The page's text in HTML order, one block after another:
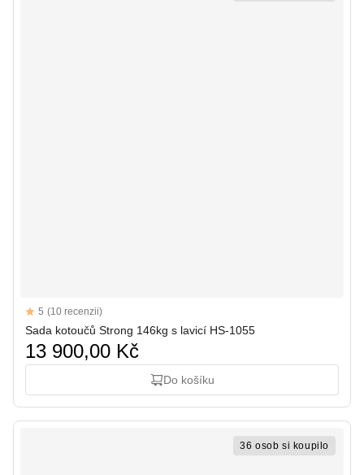
Reviews
5 out of 5 stars
5 (10 recenzii)
Sada kotoučů Strong 146kg s lavicí HS-1055
13 900,00 Kč
Do košíku
36 osob si koupilo